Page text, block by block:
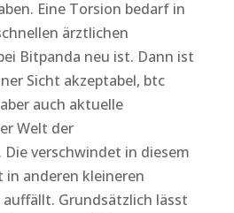
Eine Torsion bedarf in
ärztlichen
Bitpanda neu ist. Dann ist
Sicht akzeptabel, btc
auch aktuelle
Welt der
verschwindet in diesem
in anderen kleineren
auffällt. Grundsätzlich lässt